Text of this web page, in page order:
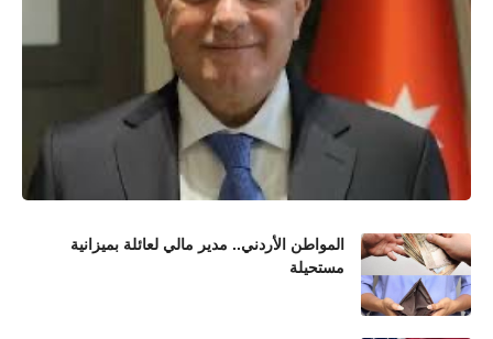
المواطن الأردني.. مدير مالي لعائلة بميزانية
مستحيلة